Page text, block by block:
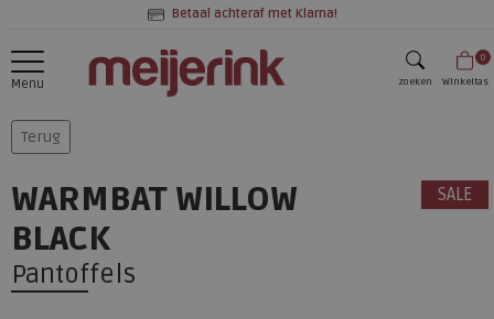
Betaal achteraf met Klarna!
Menu zoeken
0
Winkeltas
Terug
SALE
WARMBAT WILLOW
BLACK
Pantoffels